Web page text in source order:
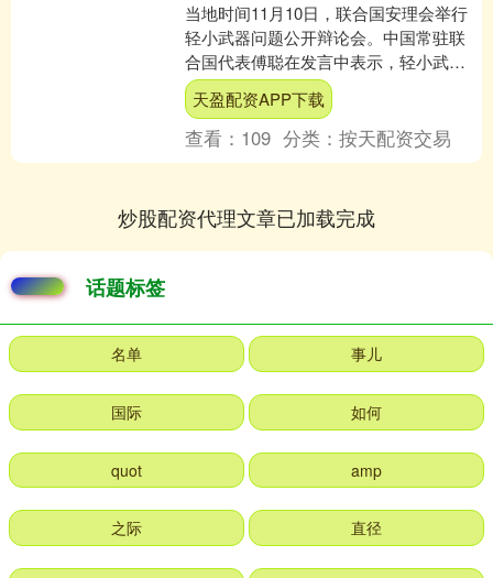
当地时间11月10日，联合国安理会举行
轻小武器问题公开辩论会。中国常驻联
合国代表傅聪在发言中表示，轻小武器
问题事关和平与发展。妥善解决这一问
题，对打击恐怖主义和....
天盈配资APP下载
查看： 109 分类：按天配资交易
炒股配资代理文章已加载完成
话题标签
名单 事儿
国际 如何
quot amp
之际 直径